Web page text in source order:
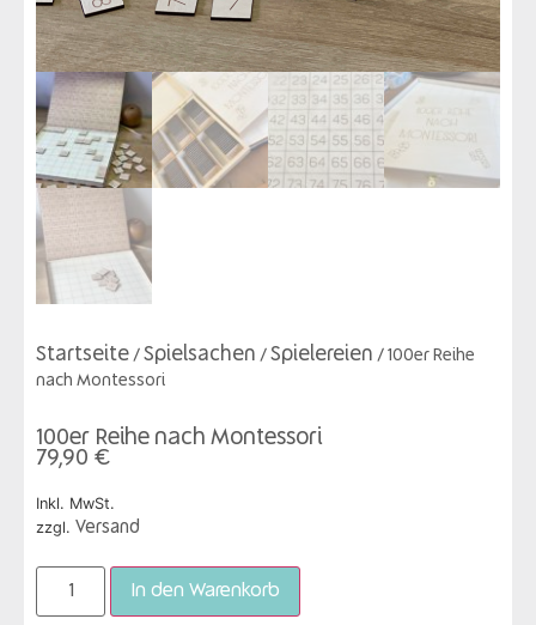
Startseite / Spielsachen / Spielereien / 100er Reihe
nach Montessori
100er Reihe nach Montessori
79,90 €
Inkl. MwSt.
zzgl. Versand
In den Warenkorb